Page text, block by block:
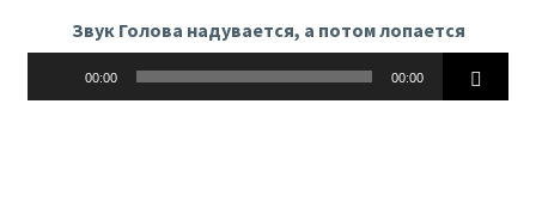
Звук Голова надувается, а потом лопается
00:00 00:00